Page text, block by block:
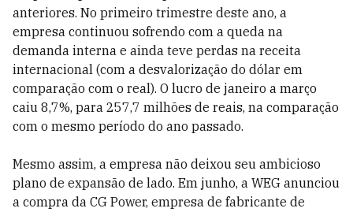
anteriores. No primeiro trimestre deste ano, a
empresa continuou sofrendo com a queda na
demanda interna e ainda teve perdas na receita
internacional (com a desvalorização do dólar em
comparação com o real). O lucro de janeiro a março
caiu 8,7%, para 257,7 milhões de reais, na comparação
com o mesmo período do ano passado.
Mesmo assim, a empresa não deixou seu ambicioso
plano de expansão de lado. Em junho, a WEG anunciou
a compra da CG Power, empresa de fabricante de